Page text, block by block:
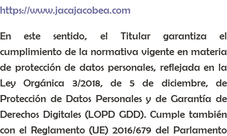
https://www.jacajacobea.com
En este sentido, el Titular garantiza el
cumplimiento de la normativa vigente en materia
de protección de datos personales, reflejada en la
Ley Orgánica 3/2018, de 5 de diciembre, de
Protección de Datos Personales y de Garantía de
Derechos Digitales (LOPD GDD). Cumple también
con el Reglamento (UE) 2016/679 del Parlamento